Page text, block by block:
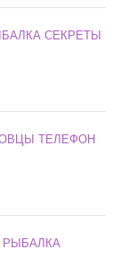
СЕКРЕТЫ
ТЕЛЕФОН
РЫБАЛКА